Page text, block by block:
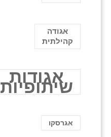
אגודה
קהילתית
אגודות
שיתופיות
אגרסקו